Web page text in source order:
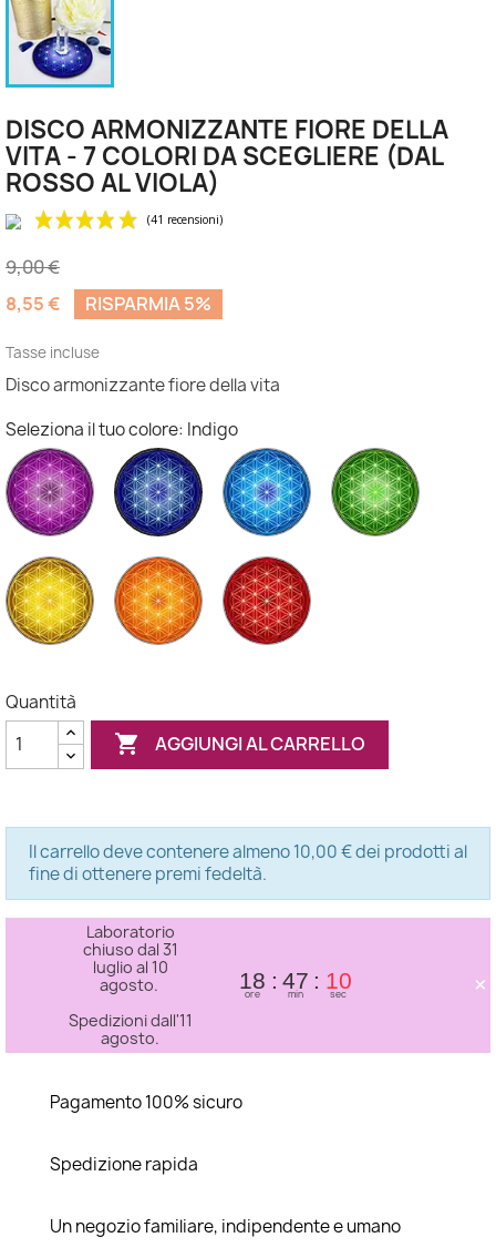
DISCO ARMONIZZANTE FIORE DELLA
VITA - 7 COLORI DA SCEGLIERE (DAL
ROSSO AL VIOLA)
9,00 €
8,55 €
RISPARMIA 5%
Tasse incluse
Disco armonizzante fiore della vita
Seleziona il tuo colore: Indigo
Viola Indigo
Giallo Arancione
Quantità
 AGGIUNGI AL CARRELLO
Il carrello deve contenere almeno 10,00 € dei prodotti al
fine di ottenere premi fedeltà.
Laboratorio
chiuso dal 31
luglio al 10
agosto.
Spedizioni dall'11
agosto.
18
ore
47
min
09
sec ×
Pagamento 100% sicuro
Spedizione rapida
Un negozio familiare, indipendente e umano